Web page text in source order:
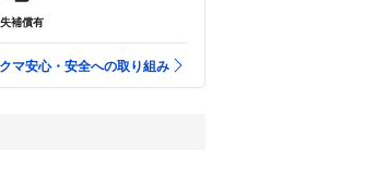
補償有
マ安心・安全への取り組み